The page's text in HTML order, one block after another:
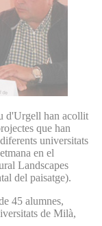
d'Urgell han acollit
que han
universitats
en el
Landscapes
del paisatge).
45 alumnes,
de Milà,